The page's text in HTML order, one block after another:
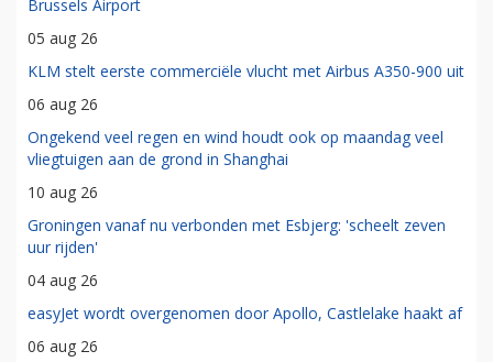
Brussels Airport
05 aug 26
KLM stelt eerste commerciële vlucht met Airbus A350-900 uit
06 aug 26
Ongekend veel regen en wind houdt ook op maandag veel
vliegtuigen aan de grond in Shanghai
10 aug 26
Groningen vanaf nu verbonden met Esbjerg: 'scheelt zeven
uur rijden'
04 aug 26
easyJet wordt overgenomen door Apollo, Castlelake haakt af
06 aug 26